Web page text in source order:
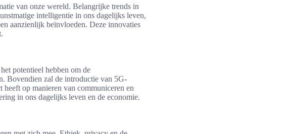
van onze wereld. Belangrijke trends in
intelligentie in ons dagelijks leven,
aanzienlijk beïnvloeden. Deze innovaties
potentieel hebben om de
Bovendien zal de introductie van 5G-
op manieren van communiceren en
in ons dagelijks leven en de economie.